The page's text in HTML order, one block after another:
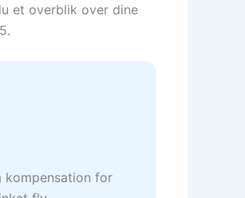
et overblik over dine